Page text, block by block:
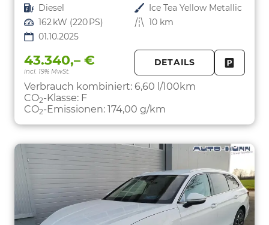
Kraftstoff Diesel Außenfarbe Ice Tea Yellow Metallic
Leistung 162 kW (220 PS) Kilometerstand 10 km
01.10.2025
43.340,– €
incl. 19% MwSt.
DETAILS
Verbrauch kombiniert: 6,60 l/100km
CO2-Klasse: F
CO2-Emissionen: 174,00 g/km